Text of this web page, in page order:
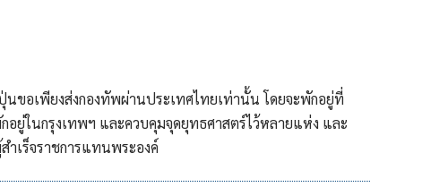
ขอเพียงส่งกองทัพผ่านประเทศไทยเท่านั้น โดยจะพักอยู่ที่
ยู่ในกรุงเทพฯ และควบคุมจุดยุทธศาสตร์ไว้หลายแห่ง และ
เร็จราชการแทนพระองค์